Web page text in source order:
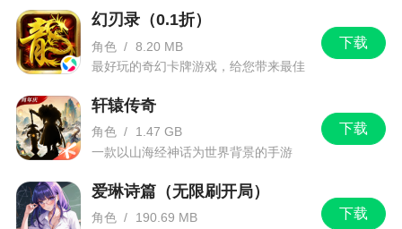
全新回响升品养成：
存盘刷取难度大幅降低，长线保值版推出全新
● 五星梦灵消耗回响晶核可提升梦灵回响品级，
升品后可获得属性加成
● 升品达到特定星级可获得回响品质提升效果，
不再刷出低品质回响
下载
幻刃录（0.1折）
角色 / 8.20 MB
最好玩的奇幻卡牌游戏，给您带来最佳
下载
轩辕传奇
角色 /
1.47 GB
一款以山海经神话为世界背景的手游
下载
爱琳诗篇（无限刷开局）
角色 / 190.69 MB